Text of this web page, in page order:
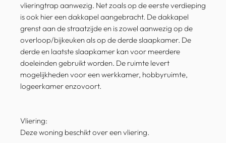
vlieringtrap aanwezig. Net zoals op de eerste verdieping
is ook hier een dakkapel aangebracht. De dakkapel
grenst aan de straatzijde en is zowel aanwezig op de
overloop/bijkeuken als op de derde slaapkamer. De
derde en laatste slaapkamer kan voor meerdere
doeleinden gebruikt worden. De ruimte levert
mogelijkheden voor een werkkamer, hobbyruimte,
logeerkamer enzovoort.
Vliering:
Deze woning beschikt over een vliering.